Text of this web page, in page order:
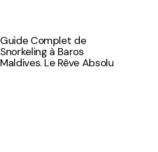
Guide Complet de
Snorkeling à Baros
Maldives. Le Rêve Absolu